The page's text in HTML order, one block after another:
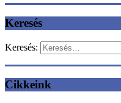
Keresés
Keresés:
Cikkeink